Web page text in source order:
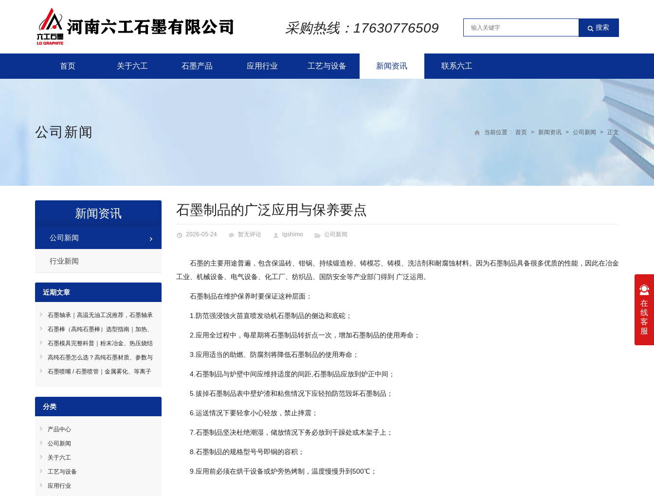
采购热线：17630776509
首页 关于六工 石墨产品 应用行业 工艺与设备 新闻资讯 联系六工
公司新闻 当前位置 : 首页 > 新闻资讯 > 公司新闻 > 正文
石墨制品的广泛应用与保养要点
2026-05-24 暂无评论 lgshimo 公司新闻
石墨的主要用途普遍，包含保温砖、钳锅、持续锻造粉、铸模芯、铸模、洗洁剂和耐腐蚀材料。因为石墨制品具备很多优质的性能，因此在冶金
工业、机械设备、电气设备、化工厂、纺织品、国防安全等产业部门得到 广泛运用。
石墨制品在维护保养时要保证这种层面：
1.防范强浸蚀火苗直喷发动机石墨制品的侧边和底砣；
2.应用全过程中，每星期将石墨制品转折点一次，增加石墨制品的使用寿命；
3.应用适当的助燃、防腐剂将降低石墨制品的使用寿命；
4.石墨制品与炉壁中间应维持适度的间距,石墨制品应放到炉正中间；
5.拔掉石墨制品表中壁炉渣和粘焦情况下应轻拍防范毁坏石墨制品；
6.运送情况下要轻拿小心轻放，禁止摔震；
7.石墨制品坚决杜绝潮湿，储放情况下务必放到干躁处或木架子上；
8.石墨制品的规格型号号即铜的容积；
9.应用前必须在烘干设备或炉旁热烤制，温度慢慢升到500℃；
新闻资讯
公司新闻
行业新闻
近期文章
石墨轴承｜高温无油工况推荐，石墨轴承
材质分类与选型指南
石墨棒（高纯石墨棒）选型指南｜加热、
导电、搅拌石墨棒使用技巧
石墨模具完整科普｜粉末冶金、热压烧结
石墨模具选型指南
高纯石墨怎么选？高纯石墨材质、参数与
工况选型全指南
石墨喷嘴 / 石墨喷管｜金属雾化、等离子
分类
产品中心
公司新闻
关于六工
工艺与设备
应用行业
在
线
客
服